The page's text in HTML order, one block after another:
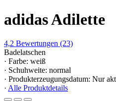
adidas Adilette
4,2 Bewertungen (23)
Badelatschen
· Farbe: weiß
· Schuhweite: normal
· Produkterzeugungsdatum: Nur
· Alle Produktdetails